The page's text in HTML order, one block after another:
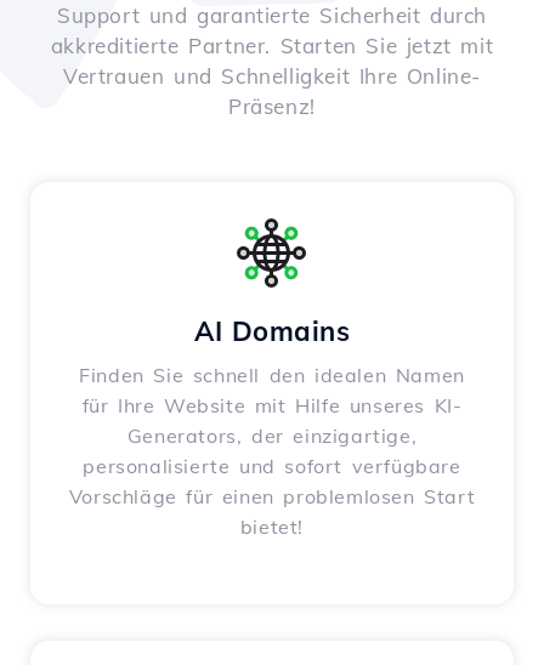
Support und garantierte Sicherheit durch
akkreditierte Partner. Starten Sie jetzt mit
Vertrauen und Schnelligkeit Ihre Online-
Präsenz!
AI Domains
Finden Sie schnell den idealen Namen
für Ihre Website mit Hilfe unseres KI-
Generators, der einzigartige,
personalisierte und sofort verfügbare
Vorschläge für einen problemlosen Start
bietet!